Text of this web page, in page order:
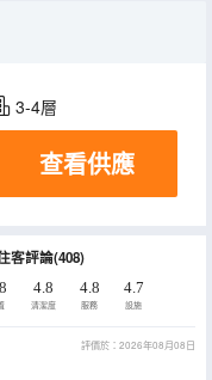
3-4層
查看供應
客評論(408)
4.8
清潔度
4.8
服務
4.7
設施
評價於：2026年08月08日